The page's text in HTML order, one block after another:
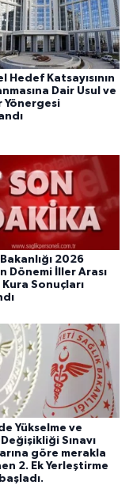
Hedef Katsayısının
Dair Usul ve
Yönergesi
2026
Dönemi İller Arası
Sonuçları
Yükselme ve
Sınavı
göre merakla
2. Ek Yerleştirme